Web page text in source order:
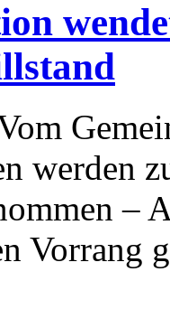
werden
–
Vorrang